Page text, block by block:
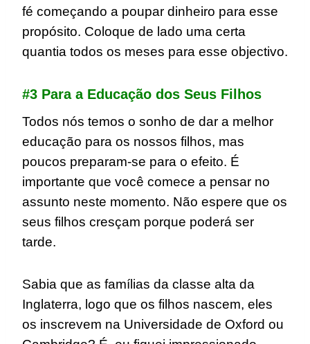
fé começando a poupar dinheiro para esse
propósito. Coloque de lado uma certa
quantia todos os meses para esse objectivo.
#3 Para a Educação dos Seus Filhos
Todos nós temos o sonho de dar a melhor
educação para os nossos filhos, mas
poucos preparam-se para o efeito. É
importante que você comece a pensar no
assunto neste momento. Não espere que os
seus filhos cresçam porque poderá ser
tarde.
Sabia que as famílias da classe alta da
Inglaterra, logo que os filhos nascem, eles
os inscrevem na Universidade de Oxford ou